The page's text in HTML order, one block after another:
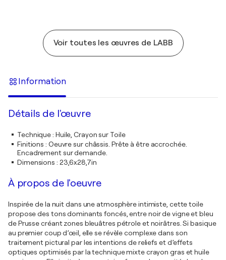
Voir toutes les œuvres de LABB
Information
Détails de l'œuvre
Technique: Huile, Crayon sur Toile
Finitions : Oeuvre sur châssis. Prête à être accrochée.
Encadrement sur demande.
Dimensions : 23,6x28,7in
À propos de l'oeuvre
Inspirée de la nuit dans une atmosphère intimiste, cette toile
propose des tons dominants foncés, entre noir de vigne et bleu
de Prusse créant zones bleuâtres pétrole et noirâtres. Si basique
au premier coup d’œil, elle se révèle complexe dans son
traitement pictural par les intentions de reliefs et d’effets
optiques optimisés par la technique mixte crayon gras et huile